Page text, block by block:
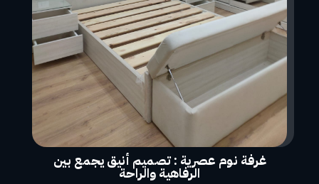
غرفة نوم عصرية : تصميم أنيق يجمع بين
الرفاهية والراحة